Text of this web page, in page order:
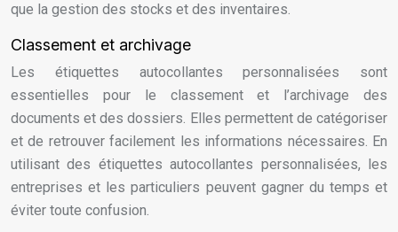
que la gestion des stocks et des inventaires.
Classement et archivage
Les étiquettes autocollantes personnalisées sont
essentielles pour le classement et l’archivage des
documents et des dossiers. Elles permettent de catégoriser
et de retrouver facilement les informations nécessaires. En
utilisant des étiquettes autocollantes personnalisées, les
entreprises et les particuliers peuvent gagner du temps et
éviter toute confusion.